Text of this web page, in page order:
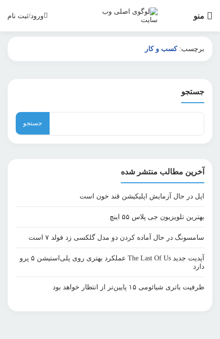
منو ورود/ثبت نام
برچسب:کسب و کار
جستجو
جستجو
آخرین مطالب منتشر شده
اپل در حال آزمایش اپلیکیشن قند خون است
بهترین تلویزیون جی پلاس ۵۵ اینچ
سامسونگ در حال آماده کردن دو مدل گلکسی زد فولد ۷ است
آپدیت جدید The Last Of Us عملکرد بهتری روی پلی‌استیشن ۵ پرو
دارد
ظرفیت باتری شیائومی ۱۵ پایین‌تر از انتظار خواهد بود